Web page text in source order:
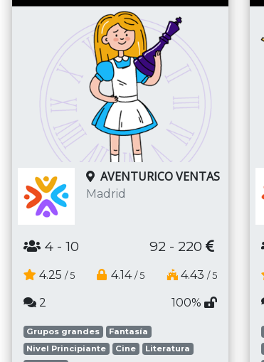
AVENTURICO VENTAS
Madrid
4 - 10 92 - 220
4.25 / 5 4.14 / 5 4.43 / 5
2 100%
Grupos grandes
Fantasía
Nivel Principiante
Cine
Literatura